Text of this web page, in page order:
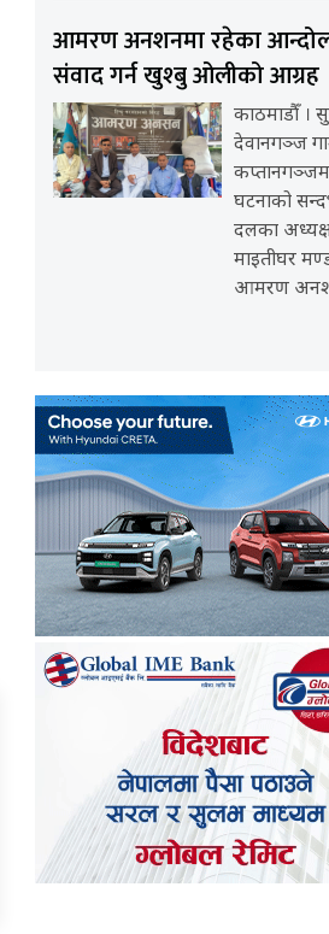
आमरण अनशनमा रहेका
संवाद गर्न खुश्बु ओलीको आग्रह
काठमाडौँ ।
देवानगञ्ज
घटनाको
दलका
माइतीघर
आमरण